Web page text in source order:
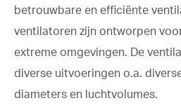
betrouwbare en efficiënte
ventilatoren zijn ontworpen
extreme omgevingen. De
diverse uitvoeringen o.a.
diameters en luchtvolumes.